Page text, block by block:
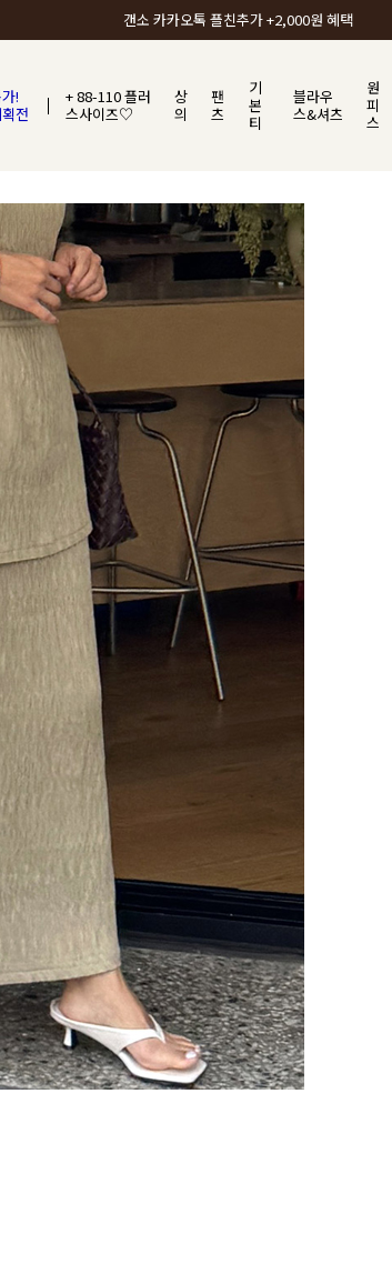
갠소에서 가장 많이 사랑받는 BEST ITEM
!
전
+ 88-110 플러
스사이즈♡
상
의
팬
츠
기
본
티
블라우
스&셔츠
원
피
스